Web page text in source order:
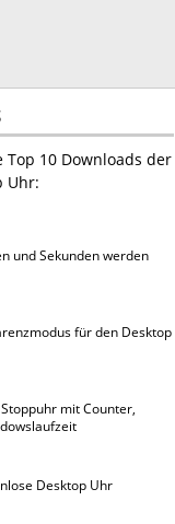
Top 10 Downloads der
Uhr:
und Sekunden werden
für den Desktop
mit Counter,
Desktop Uhr